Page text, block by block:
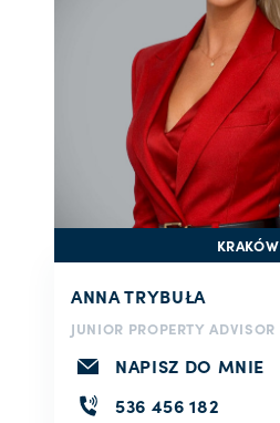
KRAKÓW
ANNA TRYBUŁA
JUNIOR PROPERTY ADVISOR
NAPISZ DO MNIE
536 456 182